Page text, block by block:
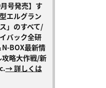
号発売】す
エルグラン
」のすべて/
バック全研
BOX最新情
略大作戦/新
→ 詳しくは